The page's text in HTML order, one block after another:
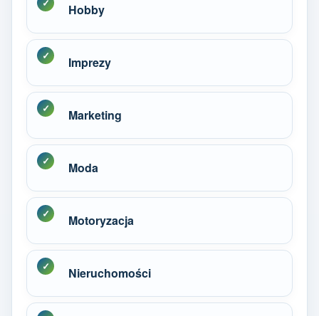
Hobby
Imprezy
Marketing
Moda
Motoryzacja
Nieruchomości